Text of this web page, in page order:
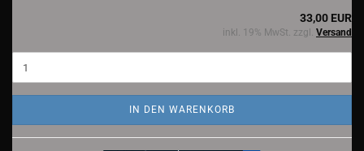
33,00 EUR
inkl. 19% MwSt. zzgl. Versand
IN DEN WARENKORB